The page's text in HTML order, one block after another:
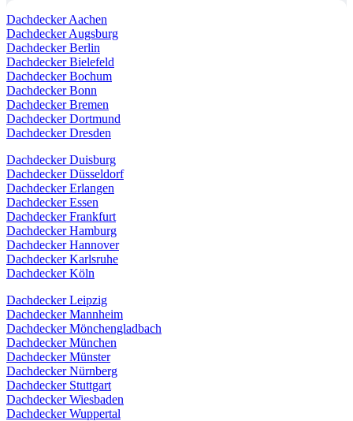
Dachdecker Aachen
Dachdecker Augsburg
Dachdecker Berlin
Dachdecker Bielefeld
Dachdecker Bochum
Dachdecker Bonn
Dachdecker Bremen
Dachdecker Dortmund
Dachdecker Dresden
Dachdecker Duisburg
Dachdecker Düsseldorf
Dachdecker Erlangen
Dachdecker Essen
Dachdecker Frankfurt
Dachdecker Hamburg
Dachdecker Hannover
Dachdecker Karlsruhe
Dachdecker Köln
Dachdecker Leipzig
Dachdecker Mannheim
Dachdecker Mönchengladbach
Dachdecker München
Dachdecker Münster
Dachdecker Nürnberg
Dachdecker Stuttgart
Dachdecker Wiesbaden
Dachdecker Wuppertal